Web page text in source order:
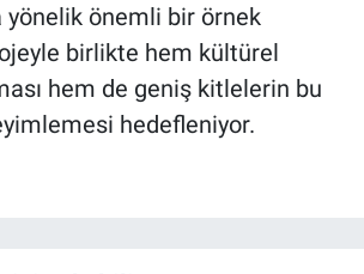
yönelik önemli bir örnek
birlikte hem kültürel
hem de geniş kitlelerin bu
hedefleniyor.